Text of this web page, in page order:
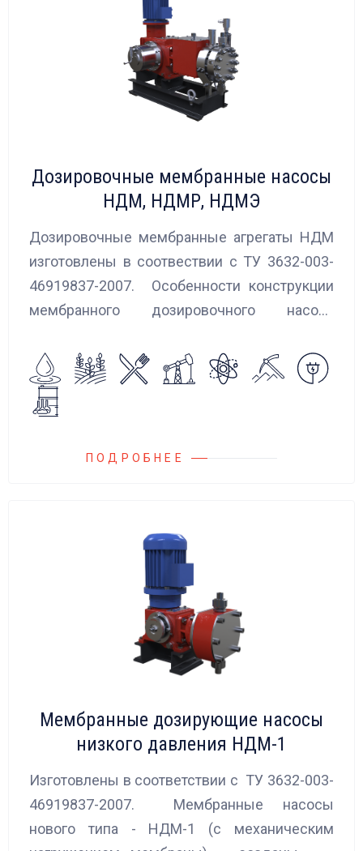
Дозировочные мембранные насосы
НДМ, НДМР, НДМЭ
Дозировочные мембранные агрегаты НДМ
изготовлены в соотвествии с ТУ 3632-003-
46919837-2007. Особенности конструкции
мембранного дозировочного насоса
отсутствие утечек перекачиваемых
жидкостей во внешнюю среду.
ПОДРОБНЕЕ
Мембранные дозирующие насосы
низкого давления НДМ-1
Изготовлены в соответствии с ТУ 3632-003-
46919837-2007. Мембранные насосы
нового типа - НДМ-1 (с механическим